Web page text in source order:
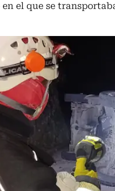
en el que se